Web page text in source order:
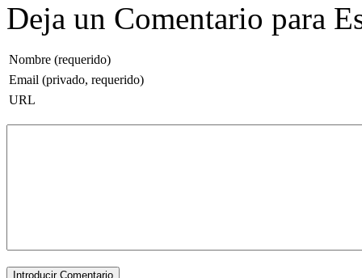
Deja un Comentario para
Nombre (requerido)
Email (privado, requerido)
URL